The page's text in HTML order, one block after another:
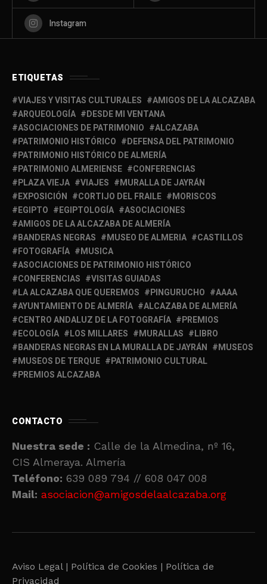
Instagram
ETIQUETAS
VIAJES Y VISITAS CULTURALES
AMIGOS DE LA ALCAZABA
ARQUEOLOGÍA
DESDE MI VENTANA
ASOCIACIONES DE PATRIMONIO
ALCAZABA
PATRIMONIO HISTÓRICO
DEFENSA DEL PATRIMONIO
PATRIMONIO HISTÓRICO DE ALMERÍA
PATRIMONIO ALMERIENSE
CONFERENCIAS
PLAZA VIEJA
VIAJES
MURALLA DE JAYRÁN
EXPOSICIÓN
CORTIJO DEL FRAILE
MORISCOS
EGIPTO
EGIPTOLOGÍA
ASOCIACIONES
AMIGOS DE LA ALCAZABA DE ALMERÍA
BANDERAS NEGRAS
MUSEO DE ALMERIA
CASTILLOS
FOTOGRAFÍA
MUSICA
ASOCIACIONES DE PATRIMONIO HISTÓRICO
CONFERENCIAS
VISITAS GUIADAS
LA ALCAZABA QUE QUEREMOS
PINGURUCHO
AAAA
AYUNTAMIENTO DE ALMERÍA
ALCAZABA DE ALMERÍA
CENTRO ANDALUZ DE LA FOTOGRAFÍA
PREMIOS
ECOLOGÍA
LOS MILLARES MURALLAS
LIBRO
BANDERAS NEGRAS EN LA MURALLA DE JAYRÁN
MUSEOS
MUSEOS DE TERQUE
PATRIMONIO CULTURAL
PREMIOS ALCAZABA
CONTACTO
Nuestra sede : Calle de la Almedina, nº 16,
CIS Almeraya. Almería
Teléfono: 639 089 794 // 608 047 008
Mail: asociacion@amigosdelaalcazaba.org
Aviso Legal | Política de Cookies | Política de
Privacidad